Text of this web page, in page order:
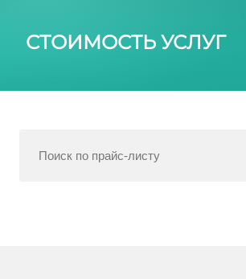
СТОИМОСТЬ УСЛУГ